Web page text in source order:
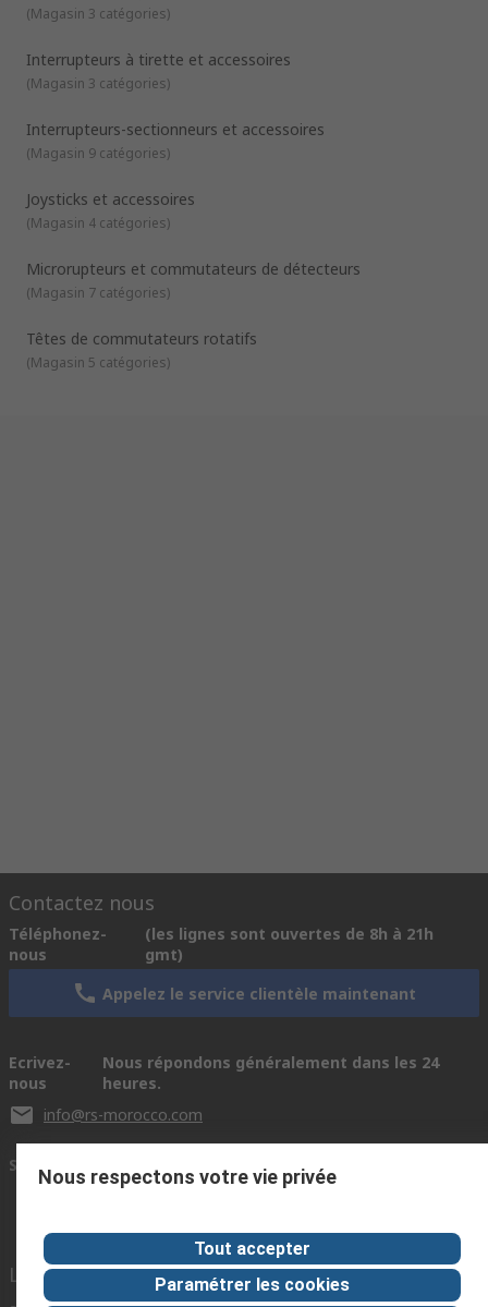
(Magasin 3 catégories)
Interrupteurs à tirette et accessoires
(Magasin 3 catégories)
Interrupteurs-sectionneurs et accessoires
(Magasin 9 catégories)
Joysticks et accessoires
(Magasin 4 catégories)
Microrupteurs et commutateurs de détecteurs
(Magasin 7 catégories)
Têtes de commutateurs rotatifs
(Magasin 5 catégories)
Contactez nous
Téléphonez-
nous
(les lignes sont ouvertes de 8h à 21h
gmt)
Appelez le service clientèle maintenant
Ecrivez-
nous
Nous répondons généralement dans les 24
heures.
info@rs-morocco.com
Se connecter avec nous
Liens utiles
Nous respectons votre vie privée
Tout accepter
Paramétrer les cookies